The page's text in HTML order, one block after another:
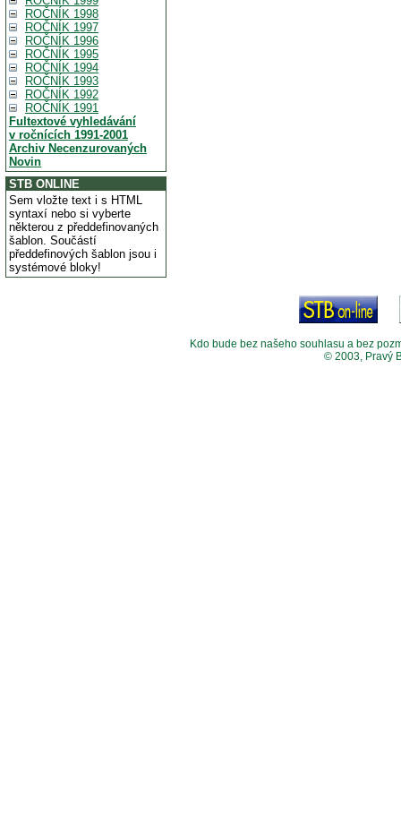
ROČNÍK 1998
ROČNÍK 1997
ROČNÍK 1996
ROČNÍK 1995
ROČNÍK 1994
ROČNÍK 1993
ROČNÍK 1992
ROČNÍK 1991
Fultextové vyhledávání
v ročnících 1991-2001
Archiv Necenzurovaných
Novin
STB ONLINE
Sem vložte text i s HTML
syntaxí nebo si vyberte
některou z předdefinovaných
šablon. Součástí
předdefinových šablon jsou i
systémové bloky!
Kdo bude bez našeho souhlasu a bez
© 2003, Pravý